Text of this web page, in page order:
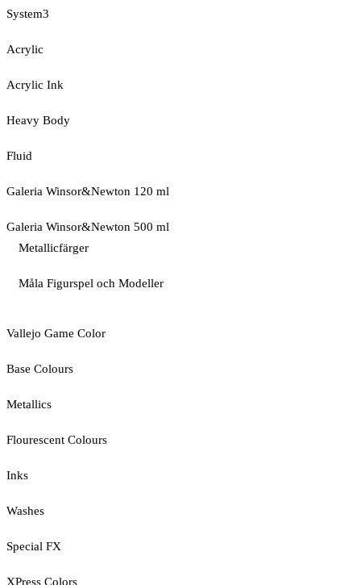
System3
Acrylic
Acrylic Ink
Heavy Body
Fluid
Galeria Winsor&Newton 120 ml
Galeria Winsor&Newton 500 ml
Metallicfärger
Måla Figurspel och Modeller
Vallejo Game Color
Base Colours
Metallics
Flourescent Colours
Inks
Washes
Special FX
XPress Colors